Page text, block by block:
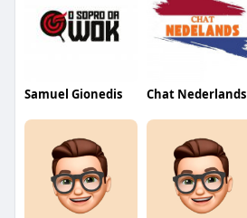
Samuel Gionedis Chat Nederlands